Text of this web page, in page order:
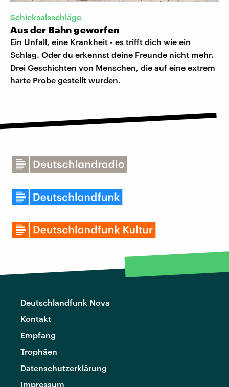
Schicksalsschläge
Aus der Bahn geworfen
Ein Unfall, eine Krankheit - es trifft dich wie ein
Schlag. Oder du erkennst deine Freunde nicht mehr.
Drei Geschichten von Menschen, die auf eine extrem
harte Probe gestellt wurden.
Deutschlandfunk Nova
Kontakt
Empfang
Trophäen
Datenschutzerklärung
Impressum